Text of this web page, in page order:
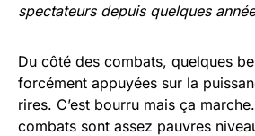
spectateurs depuis quelques
Du côté des combats, quelques
forcément appuyées sur la
rires. C’est bourru mais ça
combats sont assez pauvres